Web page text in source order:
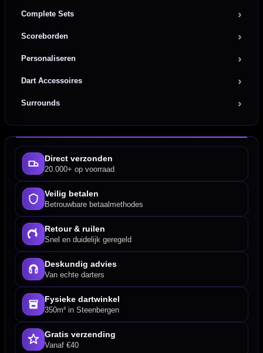
Complete Sets
Scoreborden
Personaliseren
Dart Accessoires
Surrounds
Direct verzonden
20.000+ op voorraad
Veilig betalen
Betrouwbare betaalmethodes
Retour & ruilen
Snel en duidelijk geregeld
Deskundig advies
Van echte darters
Fysieke dartwinkel
350m² in Steenbergen
Gratis verzending
Vanaf €40